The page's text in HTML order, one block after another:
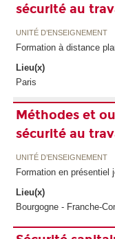
sécurité au
UNITÉ D’ENSEIGNEMENT
Formation à distance
Lieu(x)
Paris
Méthodes et
sécurité au
UNITÉ D’ENSEIGNEMENT
Formation en présentiel
Lieu(x)
Bourgogne - Franche-